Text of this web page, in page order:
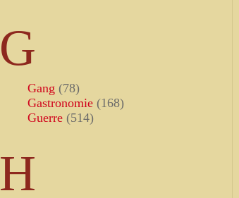
G
Gang (78)
Gastronomie (168)
Guerre (514)
H